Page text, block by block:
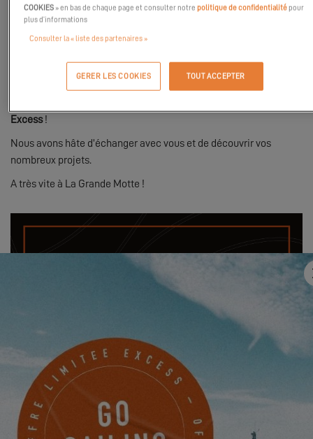
International du Multicoquedu12 au 16 avril 2023. Vous pourrez
en prenant rendez-vous
Excess!
Nous avons hâte d’échanger avec vous et de découvrir vos
nombreux projets.
A très vite à La Grande Motte !
COOKIES » en bas de chaque page et consulter notrepolitique de confidentialitépour
plus d’informations
Consulter la « liste des partenaires »
GERER LES COOKIES TOUT ACCEPTER